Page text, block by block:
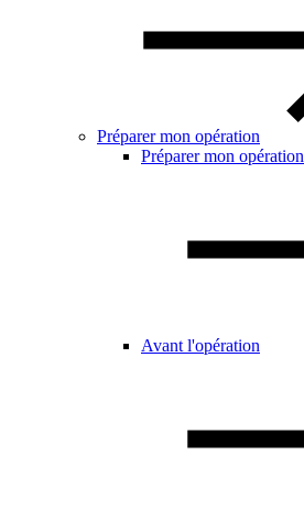
Préparer mon opération
Préparer mon opération
Avant l'opération